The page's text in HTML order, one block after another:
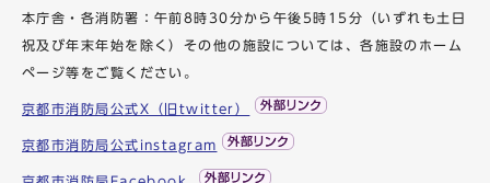
本庁舎・各消防署：午前8時30分から午後5時15分（いずれも土日
祝及び年末年始を除く）その他の施設については、各施設のホーム
ページ等をご覧ください。
京都市消防局公式X（旧twitter）
京都市消防局公式instagram